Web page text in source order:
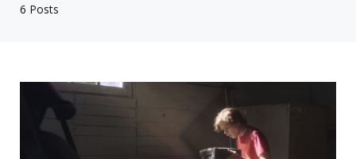
6 Posts